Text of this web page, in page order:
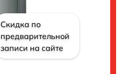
Скидка по
предварительной
записи на сайте